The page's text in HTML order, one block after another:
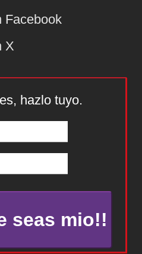
Facebook
X
hazlo tuyo.